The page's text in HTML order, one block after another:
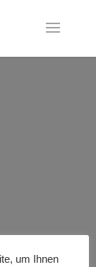
um Ihnen